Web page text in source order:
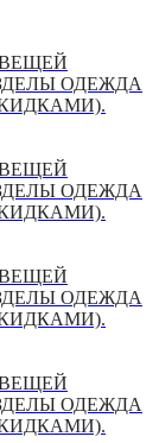
ОДЕЖДА
ОДЕЖДА
ОДЕЖДА
ОДЕЖДА